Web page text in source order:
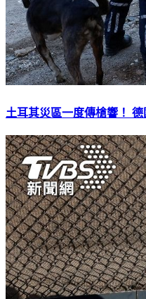
土耳其災區一度傳槍響！